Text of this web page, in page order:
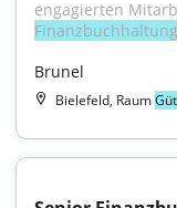
Finanzbuchhaltung
Brunel
Bielefeld, Raum